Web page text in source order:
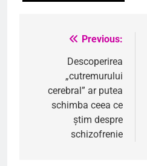
Navigare
articole
Previous:
Descoperirea
„cutremurului
cerebral” ar putea
schimba ceea ce
știm despre
schizofrenie